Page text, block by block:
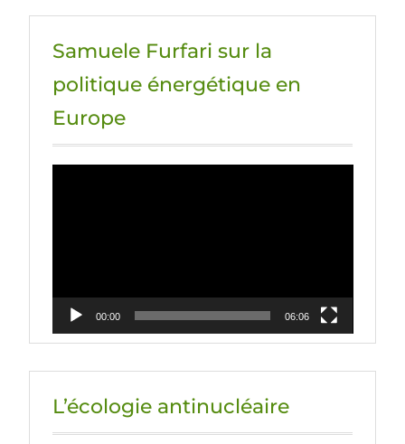
Samuele Furfari sur la
politique énergétique en
Europe
00:00 06:06
L’écologie antinucléaire